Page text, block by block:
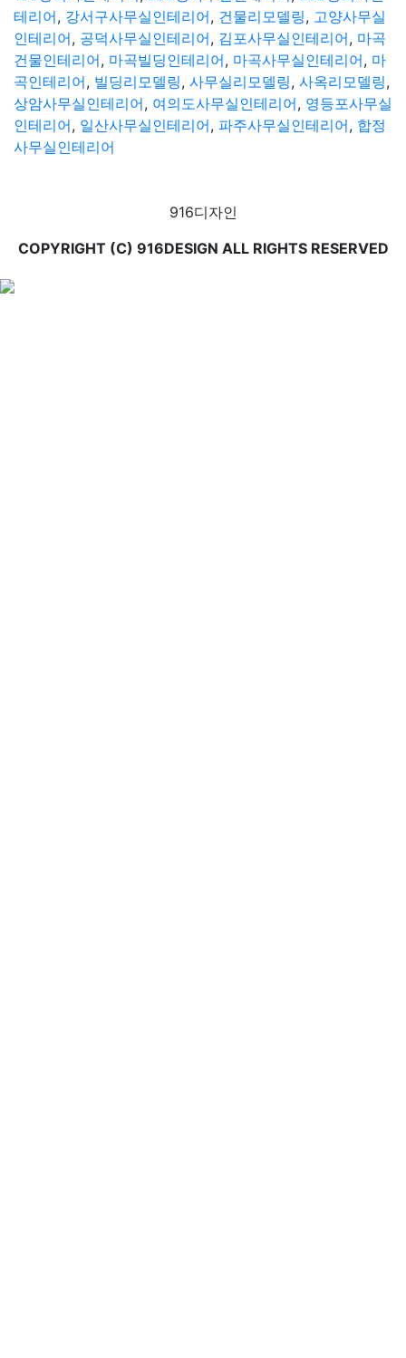
테리어, 강서구사무실인테리어, 건물리모델링, 고양사무실
인테리어, 공덕사무실인테리어, 김포사무실인테리어, 마곡
건물인테리어, 마곡빌딩인테리어, 마곡사무실인테리어, 마
곡인테리어, 빌딩리모델링, 사무실리모델링, 사옥리모델링,
상암사무실인테리어, 여의도사무실인테리어, 영등포사무실
인테리어, 일산사무실인테리어, 파주사무실인테리어, 합정
사무실인테리어
916디자인
COPYRIGHT (C) 916DESIGN ALL RIGHTS RESERVED